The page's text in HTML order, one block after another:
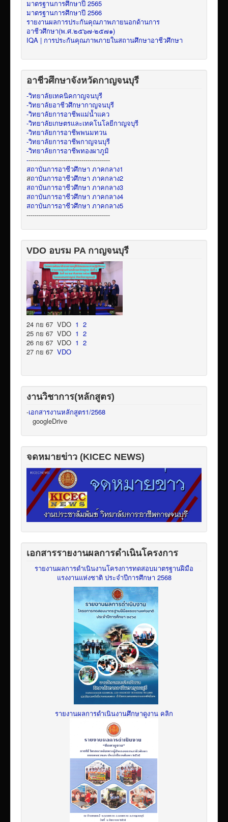
มาตรฐานการศึกษาปี 2565
มาตรฐานการศึกษาปี 2566
รายงานผลการประกันคุณภาพภายนอกด้านการ
อาชีวศึกษา(พ.ศ.๒๕๖๗-๒๕๗๑)
IQA | การประกันคุณภาพภายในสถานศึกษาอาชีวศึกษา
อาชีวศึกษาจังหวัดกาญจนบุรี
-วิทยาลัยเทคนิคกาญจนบุรี
-วิทยาลัยอาชีวศึกษากาญจนบุรี
-วิทยาลัยการอาชีพแม่น้ำแคว
-วิทยาลัยเกษตรและเทคโนโลยีกาญจบุรี
-วิทยาลัยการอาชีพพนมทวน
-วิทยาลัยการอาชีพกาญจนบุรี
-วิทยาลัยการอาชีพทองผาภูมิ
-----------------------------------------
สถาบันการอาชีวศึกษา ภาคกลาง1
สถาบันการอาชีวศึกษา ภาคกลาง2
สถาบันการอาชีวศึกษา ภาคกลาง3
สถาบันการอาชีวศึกษา ภาคกลาง4
สถาบันการอาชีวศึกษา ภาคกลาง5
-----------------------------------------
VDO อบรม PA กาญจนบุรี
24 กย 67 VDO 1 2
25 กย 67 VDO 1 2
26 กย 67 VDO 1 2
27 กย 67 VDO
งานวิชาการ(หลักสูตร)
-เอกสารงานหลักสูตร1/2568
googleDrive
จดหมายข่าว (KICEC NEWS)
เอกสารรายงานผลการดำเนินโครงการ
รายงานผลการดำเนินงานโครงการทดสอบมาตรฐานฝีมือ
แรงงานแห่งชาติ ประจำปีการศึกษา 2568
รายงานผลการดำเนินงานศึกษาดูงาน คลิก